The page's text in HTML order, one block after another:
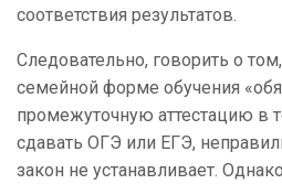
соответствия результатов.
Следовательно, говорить о
семейной форме обучения
промежуточную аттестацию в
сдавать ОГЭ или ЕГЭ,
закон не устанавливает.